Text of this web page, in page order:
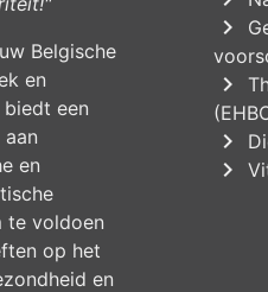
Belgische
en
een
en
te voldoen
op het
en
chevron_right
chevron_right
chevron_right
chevron_right